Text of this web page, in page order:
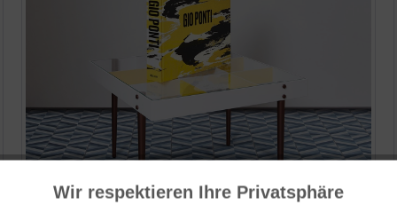
Funktionale Aktiv
Wir respektieren Ihre Privatsphäre